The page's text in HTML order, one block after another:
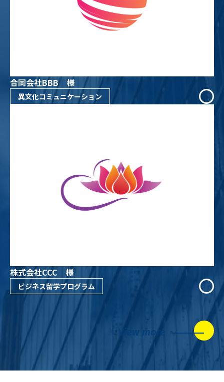
合同会社BBB 様
異文化コミュニケーション
株式会社CCC 様
ビジネス留学プログラム
View more